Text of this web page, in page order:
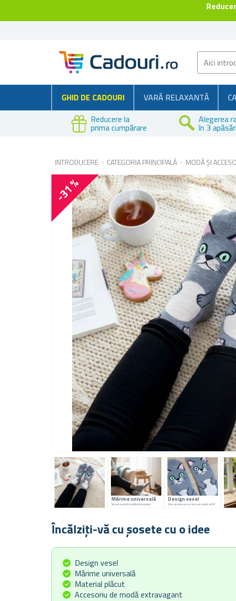
GHID DE CADOURI VARĂ RELAXANTĂ
Reducere la
prima cumpărare
Alegerea
în 3
INTRODUCERE CATEGORIA PRINCIPALĂ MODĂ ȘI
-31 %
Mărime universală
Șosete pentru iubitorii de pisici
Design vesel
Cine ar putea rezista acestor ochi?
Încălziți-vă cu șosete cu o idee
Design vesel
Mărime universală
Material plăcut
Accesoriu de modă extravagant